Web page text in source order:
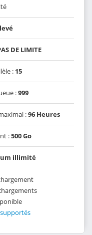
DE LIMITE
: 15
:999
:96 Heures
:500 Go
illimité